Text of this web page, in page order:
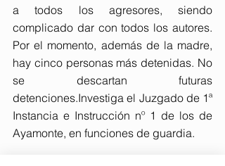
a todos los agresores, siendo
complicado dar con todos los autores.
Por el momento, además de la madre,
hay cinco personas más detenidas. No
se descartan futuras
detenciones.Investiga el Juzgado de 1ª
Instancia e Instrucción nº 1 de los de
Ayamonte, en funciones de guardia.